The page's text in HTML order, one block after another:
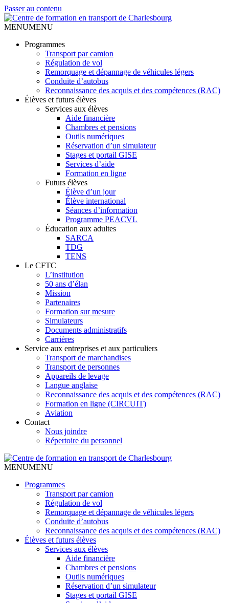
Passer au contenu
MENUMENU
Programmes
Transport par camion
Régulation de vol
Remorquage et dépannage de véhicules légers
Conduite d’autobus
Reconnaissance des acquis et des compétences (RAC)
Élèves et futurs élèves
Services aux élèves
Aide financière
Chambres et pensions
Outils numériques
Réservation d’un simulateur
Stages et portail GISE
Services d’aide
Formation en ligne
Futurs élèves
Élève d’un jour
Élève international
Séances d’information
Programme PEACVL
Éducation aux adultes
SARCA
TDG
TENS
Le CFTC
L’institution
50 ans d’élan
Mission
Partenaires
Formation sur mesure
Simulateurs
Documents administratifs
Carrières
Service aux entreprises et aux particuliers
Transport de marchandises
Transport de personnes
Appareils de levage
Langue anglaise
Reconnaissance des acquis et des compétences (RAC)
Formation en ligne (CIRCUIT)
Aviation
Contact
Nous joindre
Répertoire du personnel
MENUMENU
Programmes
Transport par camion
Régulation de vol
Remorquage et dépannage de véhicules légers
Conduite d’autobus
Reconnaissance des acquis et des compétences (RAC)
Élèves et futurs élèves
Services aux élèves
Aide financière
Chambres et pensions
Outils numériques
Réservation d’un simulateur
Stages et portail GISE